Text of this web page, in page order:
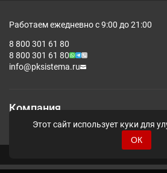
Работаем ежедневно с 9:00 до 21:00
8 800 301 61 80
8 800 301 61 80
info@pksistema.ru
Компания
Этот сайт использует куки для
ОК